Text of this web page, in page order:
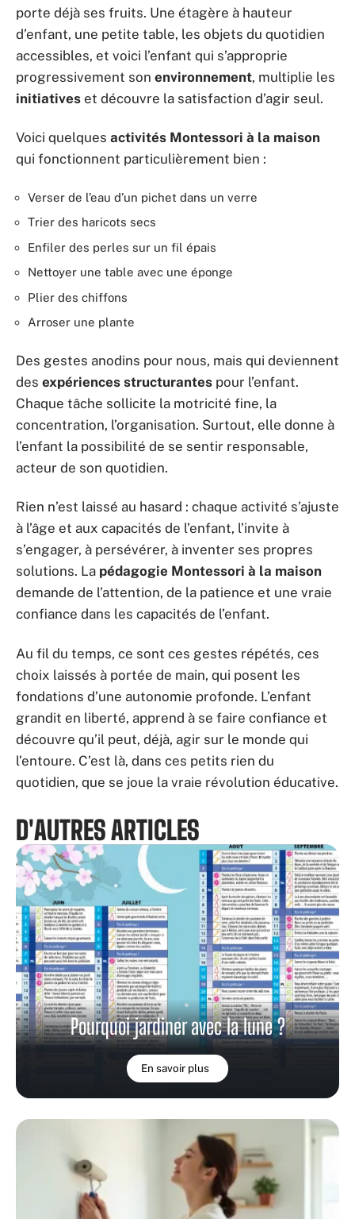
porte déjà ses fruits. Une étagère à hauteur
d’enfant, une petite table, les objets du quotidien
accessibles, et voici l’enfant qui s’approprie
progressivement son environnement, multiplie les
initiatives et découvre la satisfaction d’agir seul.
Voici quelques activités Montessori à la maison
qui fonctionnent particulièrement bien :
Verser de l’eau d’un pichet dans un verre
Trier des haricots secs
Enfiler des perles sur un fil épais
Nettoyer une table avec une éponge
Plier des chiffons
Arroser une plante
Des gestes anodins pour nous, mais qui deviennent
des expériences structurantes pour l’enfant.
Chaque tâche sollicite la motricité fine, la
concentration, l’organisation. Surtout, elle donne à
l’enfant la possibilité de se sentir responsable,
acteur de son quotidien.
Rien n’est laissé au hasard : chaque activité s’ajuste
à l’âge et aux capacités de l’enfant, l’invite à
s’engager, à persévérer, à inventer ses propres
solutions. La pédagogie Montessori à la maison
demande de l’attention, de la patience et une vraie
confiance dans les capacités de l’enfant.
Au fil du temps, ce sont ces gestes répétés, ces
choix laissés à portée de main, qui posent les
fondations d’une autonomie profonde. L’enfant
grandit en liberté, apprend à se faire confiance et
découvre qu’il peut, déjà, agir sur le monde qui
l’entoure. C’est là, dans ces petits rien du
quotidien, que se joue la vraie révolution éducative.
D'AUTRES ARTICLES
Pourquoi jardiner avec la lune ?
En savoir plus